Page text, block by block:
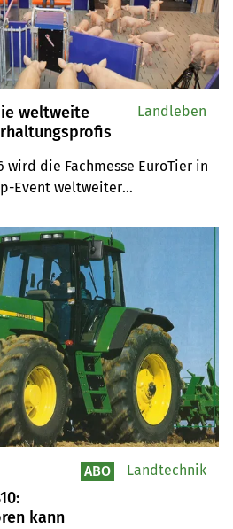
weltweite
wird die Fachmesse EuroTier in
Event weltweiter
mit dabei.
Landleben
kann
ABO Landtechnik